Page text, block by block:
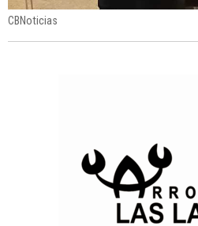
CBNoticias